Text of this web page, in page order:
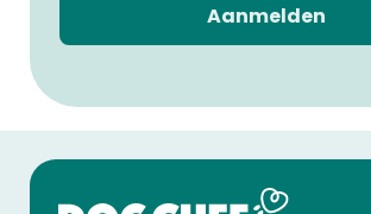
Aanmelden